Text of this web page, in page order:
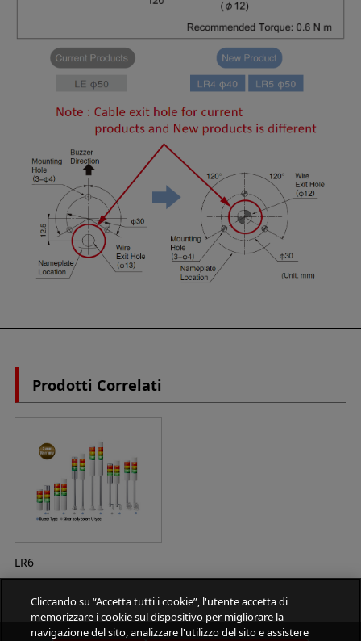
Prodotti Correlati
LR6
Cliccando su “Accetta tutti i cookie”, l'utente accetta di
memorizzare i cookie sul dispositivo per migliorare la
navigazione del sito, analizzare l'utilizzo del sito e assistere